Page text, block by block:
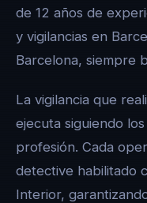
de 12 años de
y vigilancias en
Barcelona, siempre
La vigilancia que
ejecuta siguiendo
profesión. Cada
detective habilitado
Interior,